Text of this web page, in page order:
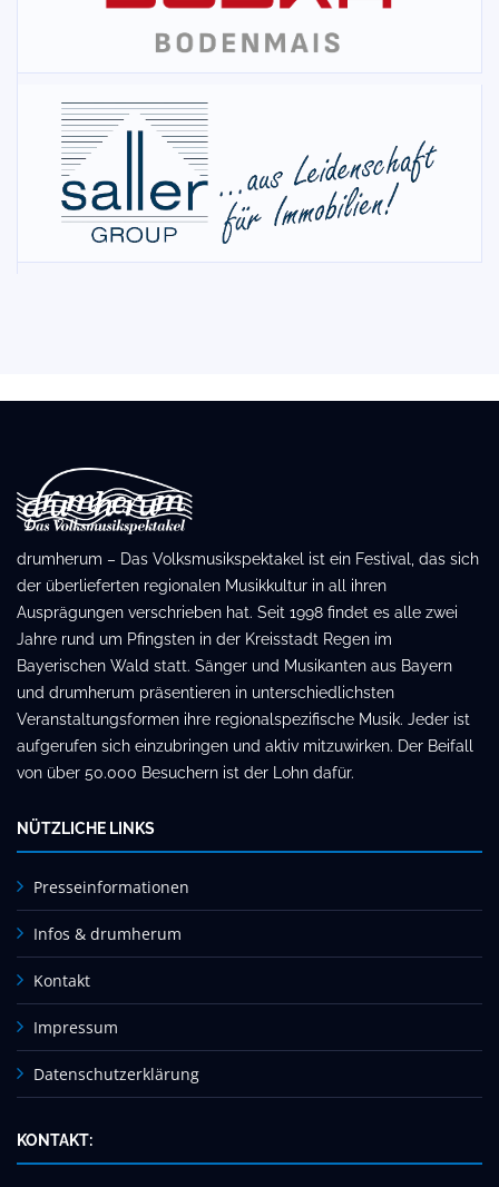
drumherum – Das Volksmusikspektakel ist ein Festival, das sich
der überlieferten regionalen Musikkultur in all ihren
Ausprägungen verschrieben hat. Seit 1998 findet es alle zwei
Jahre rund um Pfingsten in der Kreisstadt Regen im
Bayerischen Wald statt. Sänger und Musikanten aus Bayern
und drumherum präsentieren in unterschiedlichsten
Veranstaltungsformen ihre regionalspezifische Musik. Jeder ist
aufgerufen sich einzubringen und aktiv mitzuwirken. Der Beifall
von über 50.000 Besuchern ist der Lohn dafür.
NÜTZLICHE LINKS
Presseinformationen
Infos & drumherum
Kontakt
Impressum
Datenschutzerklärung
KONTAKT: